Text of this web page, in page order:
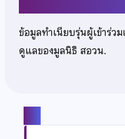
ข้อมูลทำเนียบรุ่นผู้เข้าร่ว
ดูแลของมูลนิธิ สอวน.